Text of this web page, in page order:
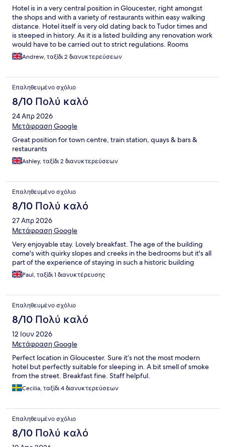
Hotel is in a very central position in Gloucester, right amongst
the shops and with a variety of restaurants within easy walking
distance. Hotel itself is very old dating back to Tudor times and
is steeped in history. As it is a listed building any renovation work
would have to be carried out to strict regulations. Rooms
themselves are pretty basic but clean and comfortable. There
are very steep stairs at the hotel and no lift so people with
good stay really.
Andrew, ταξίδι 2 διανυκτερεύσεων
Επαληθευμένο σχόλιο
8/10 Πολύ καλό
24 Απρ 2026
Μετάφραση Google
Great position for town centre, train station, quays & bars &
restaurants
Ashley, ταξίδι 2 διανυκτερεύσεων
Επαληθευμένο σχόλιο
8/10 Πολύ καλό
27 Απρ 2026
Μετάφραση Google
Very enjoyable stay. Lovely breakfast. The age of the building
come's with quirky slopes and creeks in the bedrooms but it's all
part of the experience of staying in such a historic building
Paul, ταξίδι 1 διανυκτέρευσης
Επαληθευμένο σχόλιο
8/10 Πολύ καλό
12 Ιουν 2026
Μετάφραση Google
Perfect location in Gloucester. Sure it’s not the most modern
hotel but perfectly suitable for sleeping in. A bit smell of smoke
from the street. Breakfast fine. Staff helpful.
Cecilia, ταξίδι 4 διανυκτερεύσεων
Επαληθευμένο σχόλιο
8/10 Πολύ καλό